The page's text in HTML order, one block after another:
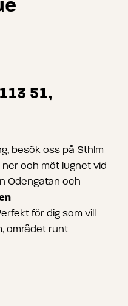
51,
besök oss på Sthlm
ner och möt lugnet vid
Odengatan och
för dig som vill
området runt